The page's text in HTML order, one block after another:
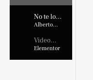
No te lo
pierdas !
Alberto
Video
Placehold
er
Elementor